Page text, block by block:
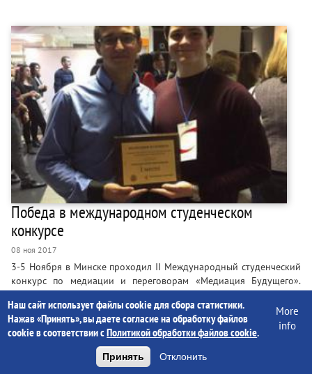
Победа в международном студенческом
конкурсе
08 ноя 2017
3-5 Ноября в Минске проходил II Международный студенческий
конкурс по медиации и переговорам «Медиация Будущего».
образовательного соревнования, проводимого в форме деловой
игры, в рамках которой студенческим командам представляется
возможность посредством медиации разрешить конкретные
конфликты. Навыки ведения переговоров в сложных ситуациях
становятся сегодня ключевыми…
Наш сайт использует файлы cookie для сбора статистики.
Нажав «Принять», вы даете согласие на обработку файлов
cookie в соответствии сПолитикой обработки файлов cookie.
More
info
Принять Отклонить